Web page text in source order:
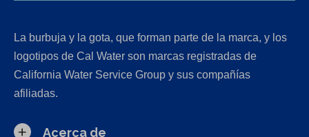
La burbuja y la gota, que forman parte de la marca, y los
logotipos de Cal Water son marcas registradas de
California Water Service Group y sus compañías
afiliadas.
Acerca de